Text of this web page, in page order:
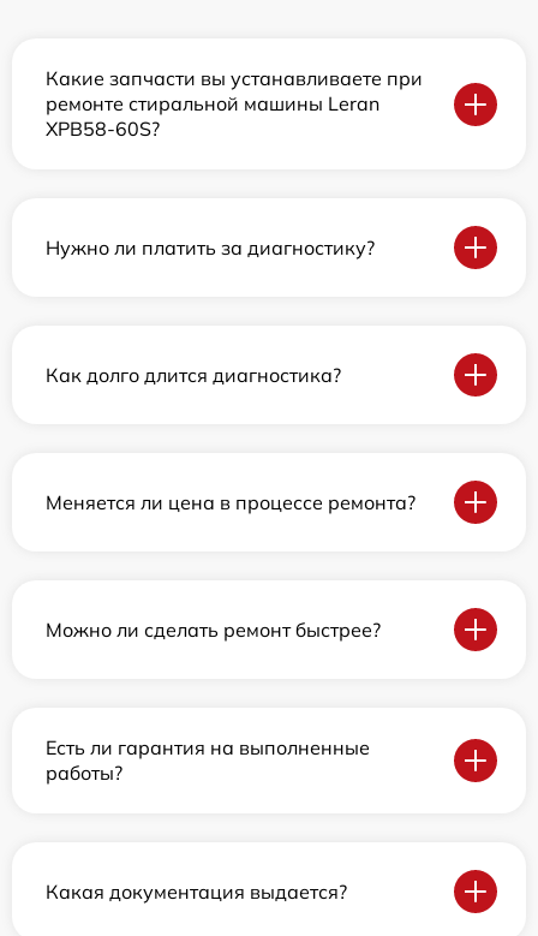
Какие запчасти вы устанавливаете при
ремонте стиральной машины Leran
XPB58-60S?
Нужно ли платить за диагностику?
Как долго длится диагностика?
Меняется ли цена в процессе ремонта?
Можно ли сделать ремонт быстрее?
Есть ли гарантия на выполненные
работы?
Какая документация выдается?